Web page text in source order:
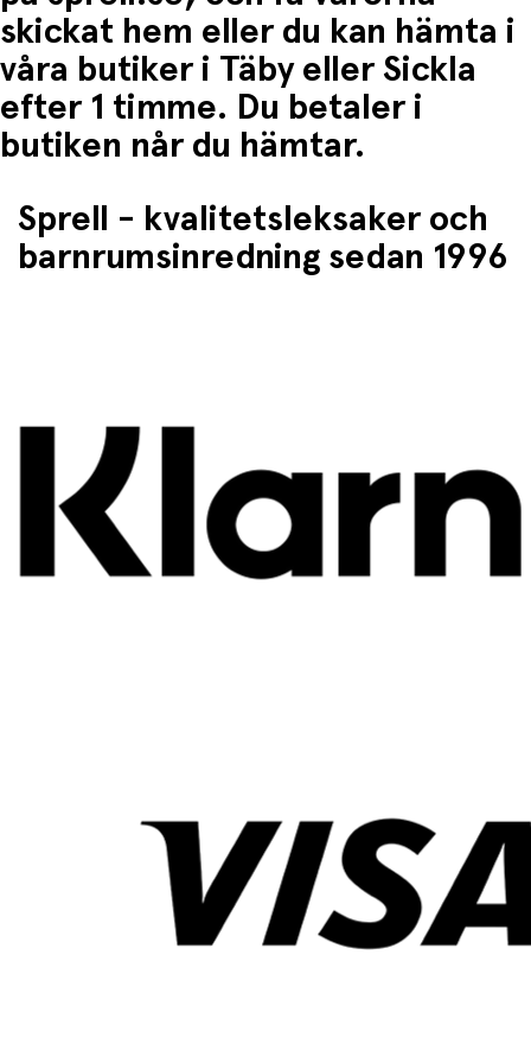
skickat hem eller du kan hämta i
våra butiker i Täby eller Sickla
efter 1 timme. Du betaler i
butiken når du hämtar.
Sprell - kvalitetsleksaker och
barnrumsinredning sedan 1996